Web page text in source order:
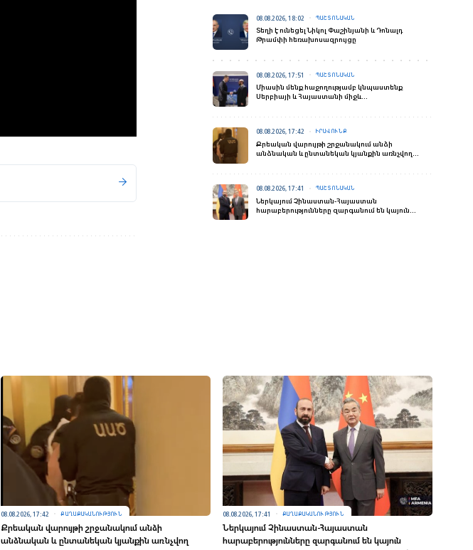
08.08.2026, 18:02 ՊԱՇՏՈՆԱԿԱՆ
Տեղի է ունեցել Նիկոլ Փաշինյանի և Դոնալդ
Թրամփի հեռախոսազրույցը
08.08.2026, 17:51 ՊԱՇՏՈՆԱԿԱՆ
Միասին մենք հաջողությամբ կնպաստենք
Սերբիայի և Հայաստանի միջև
Միրզոյանին
08.08.2026, 17:42 ԻՐԱՎՈՒՆՔ
Քրեական վարույթի շրջանակում անձի
անձնական և ընտանեկան կյանքին առնչվող
անթույլատրելի է. ՄԻՊ
08.08.2026, 17:41 ՊԱՇՏՈՆԱԿԱՆ
Ներկայում Չինաստան-Հայաստան
հարաբերությունները զարգանում են կայուն
08.08.2026, 17:42 ՔԱՂԱՔԱԿԱՆՈՒԹՅՈՒՆ
Քրեական վարույթի շրջանակում անձի
անձնական և ընտանեկան կյանքին առնչվող
08.08.2026, 17:41 ՔԱՂԱՔԱԿԱՆՈՒԹՅՈՒՆ
Ներկայում Չինաստան-Հայաստան
հարաբերությունները զարգանում են կայուն